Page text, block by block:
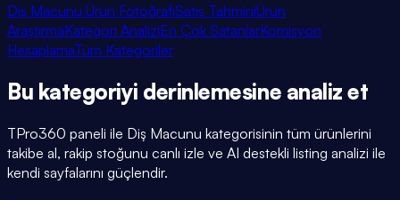
Diş Macunu Ürün FotoğrafıSatış TahminiÜrün
AraştırmaKategori AnaliziEn Çok SatanlarKomisyon
HesaplamaTüm Kategoriler
Bu kategoriyi derinlemesine analiz et
TPro360 paneli ile Diş Macunu kategorisinin tüm ürünlerini
takibe al, rakip stoğunu canlı izle ve AI destekli listing analizi ile
kendi sayfalarını güçlendir.